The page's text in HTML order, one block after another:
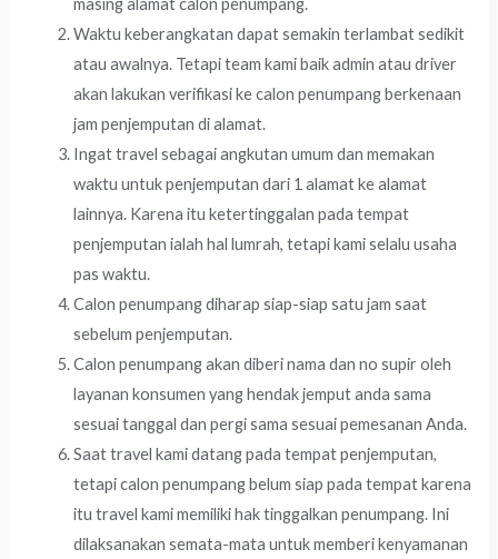
Waktu keberangkatan dapat semakin terlambat sedikit
atau awalnya. Tetapi team kami baik admin atau driver
akan lakukan verifikasi ke calon penumpang berkenaan
jam penjemputan di alamat.
Ingat travel sebagai angkutan umum dan memakan
waktu untuk penjemputan dari 1 alamat ke alamat
lainnya. Karena itu ketertinggalan pada tempat
penjemputan ialah hal lumrah, tetapi kami selalu usaha
pas waktu.
Calon penumpang diharap siap-siap satu jam saat
sebelum penjemputan.
Calon penumpang akan diberi nama dan no supir oleh
layanan konsumen yang hendak jemput anda sama
sesuai tanggal dan pergi sama sesuai pemesanan Anda.
Saat travel kami datang pada tempat penjemputan,
tetapi calon penumpang belum siap pada tempat karena
itu travel kami memiliki hak tinggalkan penumpang. Ini
dilaksanakan semata-mata untuk memberi kenyamanan